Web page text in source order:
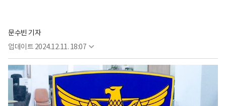
문수빈 기자
업데이트 2024.12.11. 18:07